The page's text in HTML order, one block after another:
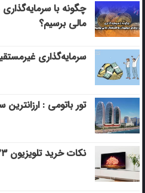
چگونه با سرمایه‌گذاری
مالی برسیم؟
سرمایه‌گذاری
تور باتومی : ارزانترین
نکات خرید تلویزیون ۲۰۲۳